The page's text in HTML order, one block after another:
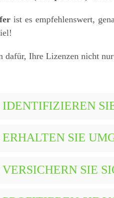
ist es empfehlenswert,
dafür, Ihre Lizenzen nicht
ERHALTEN SIE
SIE